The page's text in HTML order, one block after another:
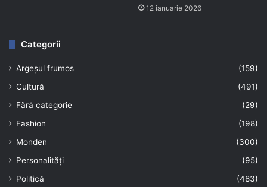
12 ianuarie 2026
Categorii
Argeșul frumos
(159)
Cultură
(491)
Fără categorie
(29)
Fashion
(198)
Monden
(300)
Personalități
(95)
Politică
(483)